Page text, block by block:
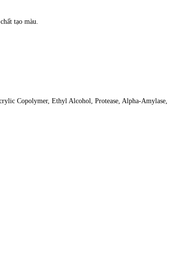
tạo màu.
Copolymer, Ethyl Alcohol, Protease, Alpha-Amylase,